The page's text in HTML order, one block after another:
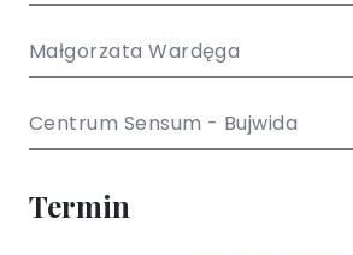
Małgorzata Wardęga
Centrum Sensum - Bujwida
Termin